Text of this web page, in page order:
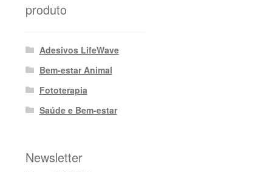
produto
Adesivos LifeWave
Bem-estar Animal
Fototerapia
Saúde e Bem-estar
Newsletter